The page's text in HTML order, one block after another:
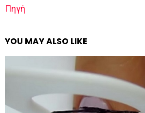
Πηγή
YOU MAY ALSO LIKE